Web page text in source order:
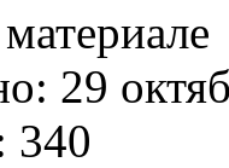
29
340